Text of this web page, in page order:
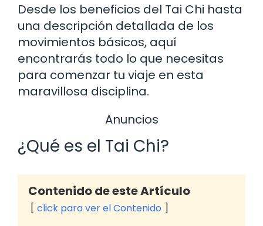
Desde los beneficios del Tai Chi hasta
una descripción detallada de los
movimientos básicos, aquí
encontrarás todo lo que necesitas
para comenzar tu viaje en esta
maravillosa disciplina.
Anuncios
¿Qué es el Tai Chi?
Contenido de este Artículo
click para ver el Contenido